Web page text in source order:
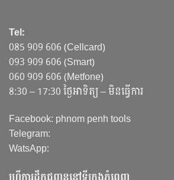
Tel:
085 909 606 (Cellcard)
093 909 606 (Smart)
060 909 606 (Metfone)
8:30 – 17:30 ថ្ងៃអាទិត្យ – មិនធ្វើការ
Facebook: phnom penh tools
Telegram:
WatsApp: